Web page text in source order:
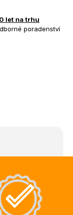
let na trhu
poradenství